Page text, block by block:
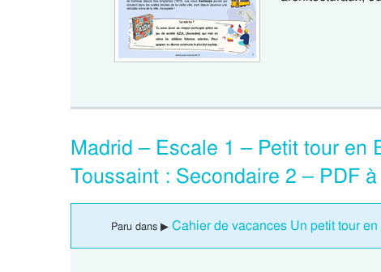
Madrid – Escale 1 – Petit tour en
Toussaint : Secondaire 2 – PDF
Paru dans ▶ Cahier de vacances Un petit tour